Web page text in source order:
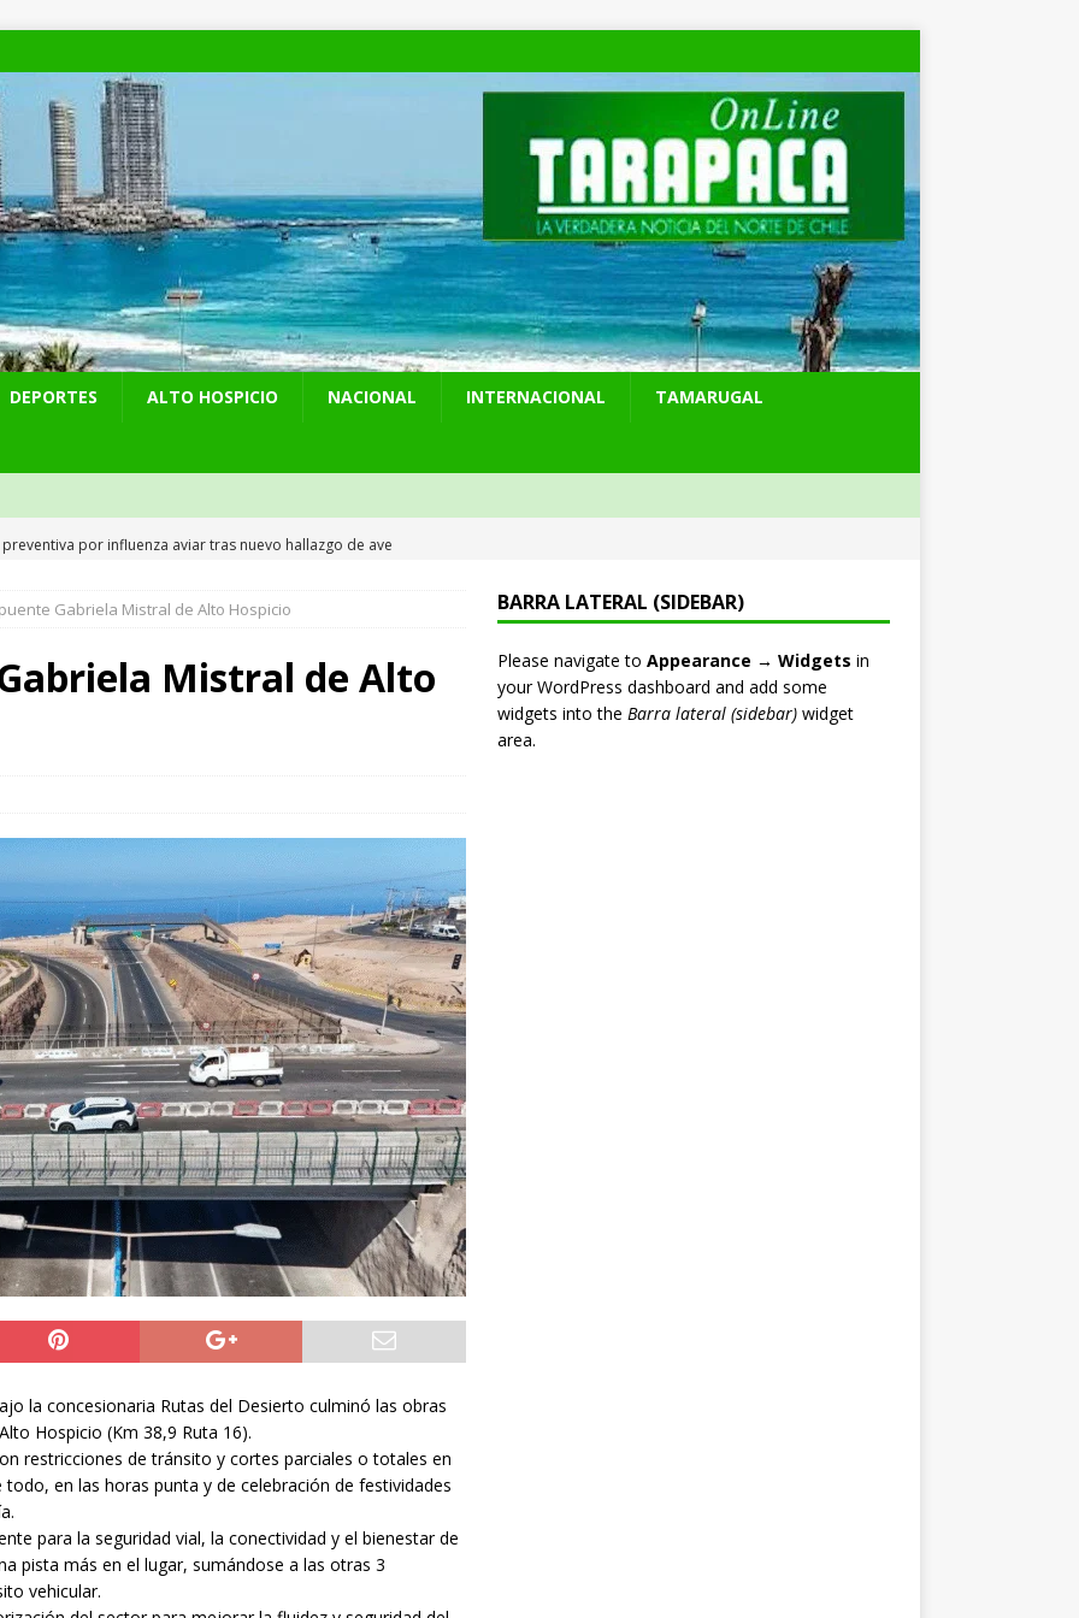
DEPORTES ALTO HOSPICIO NACIONAL INTERNACIONAL TAMARUGAL
preventiva por influenza aviar tras nuevo hallazgo de ave
detiene a pareja por microtráfico en el centro de Iquique
del Gobierno que busca facilitar el ingreso a Carabineros
NACIONAL
sanción diplomática: Brasil no repondrá a su embajador y
por los insultos de Milei a Lula
INTERNACIONAL
Álvaro Jofre alerta por el futuro del Casino Municipal de
Municipal aprueba proyecto para mejorar el alumbrado
ALTO HOSPICIO
León XIV viajará a Uruguay, Argentina y Perú del 6 al 17 de
Gabriela Mistral de Alto Hospicio
Mistral de Alto
la concesionaria Rutas del Desierto culminó las obras
Hospicio (Km 38,9 Ruta 16).
restricciones de tránsito y cortes parciales o totales en
en las horas punta y de celebración de festividades
para la seguridad vial, la conectividad y el bienestar de
pista más en el lugar, sumándose a las otras 3
vehicular.
BARRA LATERAL (SIDEBAR)
Please navigate to Appearance → Widgets in
your WordPress dashboard and add some
widgets into the Barra lateral (sidebar)widget
area.